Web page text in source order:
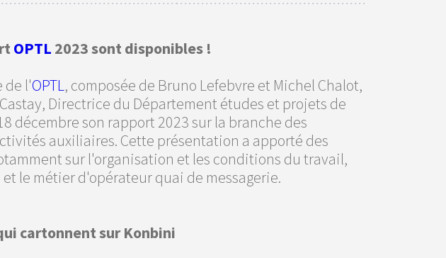
OPTL 2023 sont disponibles !
de l'OPTL, composée de Bruno Lefebvre et Michel Chalot,
Directrice du Département études et projets de
décembre son rapport 2023 sur la branche des
auxiliaires. Cette présentation a apporté des
sur l'organisation et les conditions du travail,
le métier d'opérateur quai de messagerie.
cartonnent sur Konbini